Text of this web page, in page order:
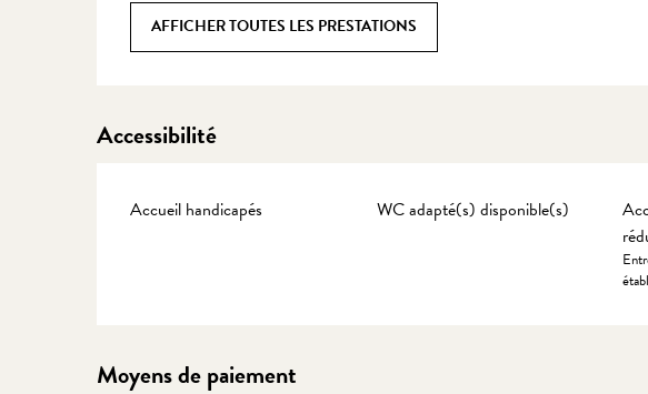
AFFICHER TOUTES LES PRESTATIONS
Accessibilité
Accueil handicapés WC adapté(s) disponible(s)
Moyens de paiement